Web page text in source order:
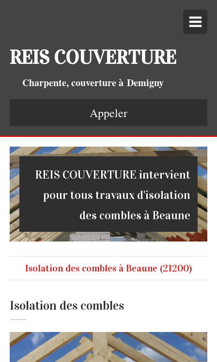
REIS COUVERTURE
Charpente, couverture à Demigny
Appeler
REIS COUVERTURE intervient
pour tous travaux d'isolation
des combles à Beaune
Isolation des combles à Beaune (21200)
Isolation des combles